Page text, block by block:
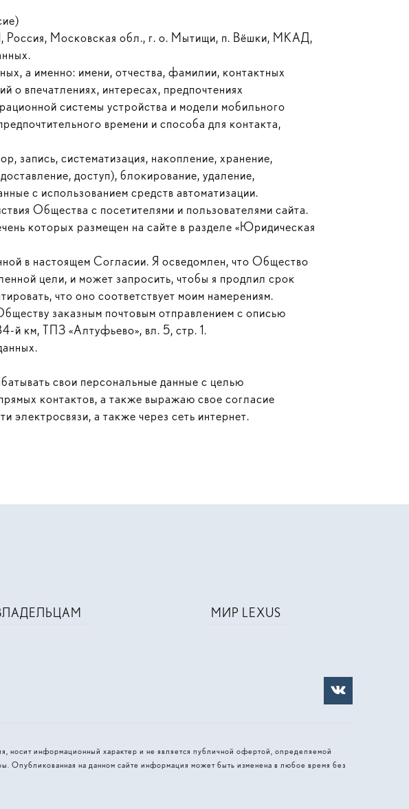
Московская обл., г. о. Мытищи, п. Вёшки, МКАД,
а именно: имени, отчества, фамилии, контактных
о впечатлениях, интересах, предпочтениях
системы устройства и модели мобильного
времени и способа для контакта,
запись, систематизация, накопление, хранение,
доступ), блокирование, удаление,
с использованием средств автоматизации.
Общества с посетителями и пользователями сайта.
которых размещен на сайте в разделе «Юридическая
в настоящем Согласии. Я осведомлен, что Общество
цели, и может запросить, чтобы я продлил срок
что оно соответствует моим намерениям.
заказным почтовым отправлением с описью
й км, ТПЗ «Алтуфьево», вл. 5, стр. 1.
свои персональные данные с целью
контактов, а также выражаю свое согласие
а также через сеть интернет.
МИР LEXUS
носит информационный характер и не является публичной офертой, определяемой
на данном сайте информация может быть изменена в любое время без